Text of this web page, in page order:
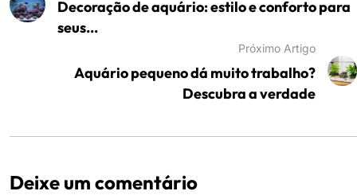
Decoração de aquário: estilo e conforto para
seus...
Próximo Artigo
Aquário pequeno dá muito trabalho?
Descubra a verdade
Deixe um comentário